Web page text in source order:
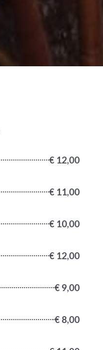
€ 12,00
€ 11,00
€ 10,00
€ 12,00
€ 9,00
€ 8,00